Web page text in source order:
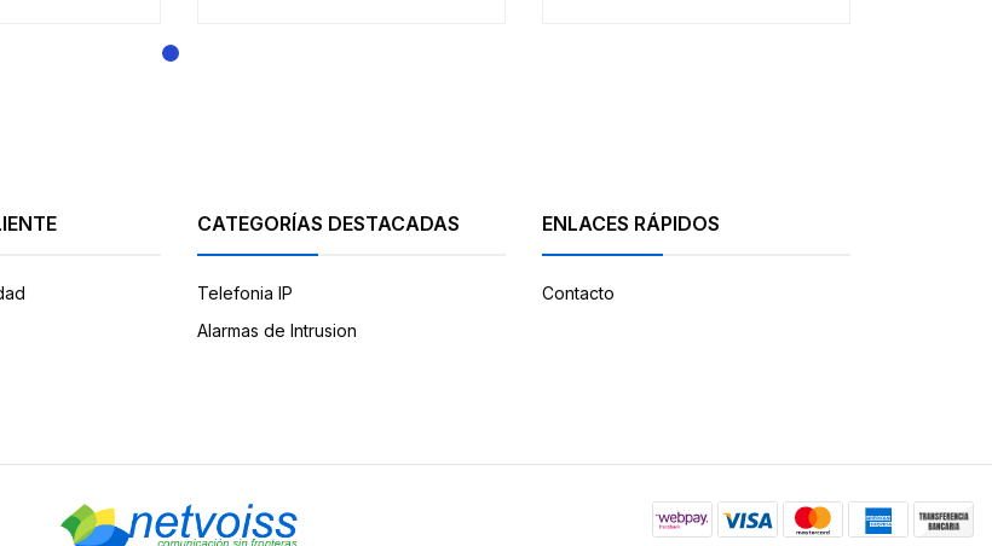
CATEGORÍAS DESTACADAS
Telefonia IP
Alarmas de Intrusion
ENLACES RÁPIDOS
Contacto